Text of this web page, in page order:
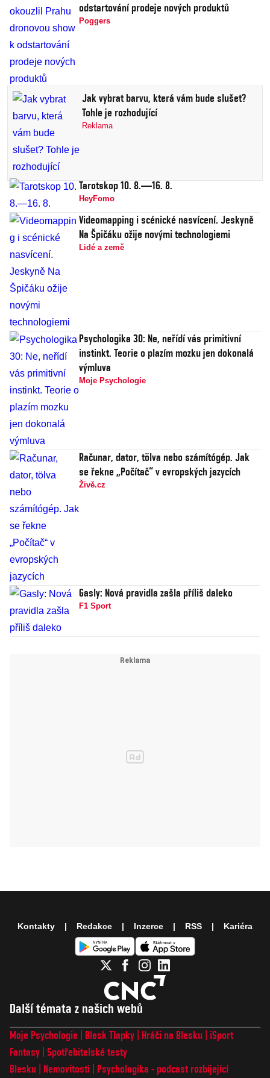
odstartování prodeje nových produktů
Poggers
Jak vybrat barvu, která vám bude slušet?
Tohle je rozhodující
Reklama
Tarotskop 10. 8.—16. 8.
HeyFomo
Videomapping i scénické nasvícení. Jeskyně
Na Špičáku ožije novými technologiemi
Lidé a země
Psychologika 30: Ne, neřídí vás primitivní
instinkt. Teorie o plazím mozku jen dokonalá
výmluva
Moje Psychologie
Računar, dator, tölva nebo számítógép. Jak
se řekne „Počítač“ v evropských jazycích
Živě.cz
Gasly: Nová pravidla zašla příliš daleko
F1 Sport
Další témata z našich webů
Moje Psychologie Blesk Tlapky Hráči na Blesku
iSport
Fantasy Spotřebitelské testy
Blesku
Nemovitosti
Psychologika - podcast rozbíjející
Kontakty Redakce Inzerce RSS Kariéra